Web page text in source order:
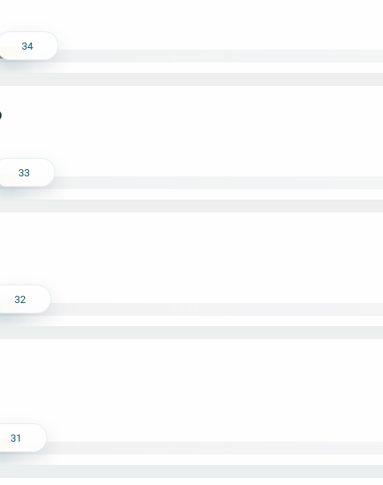
34
33
32
31